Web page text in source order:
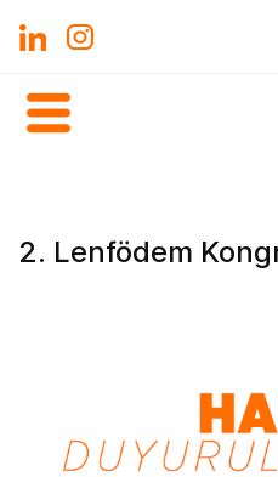
2. Lenfödem